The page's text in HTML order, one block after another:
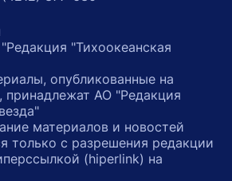
"Тихоокеанская
опубликованные на
принадлежат АО "Редакция
материалов и новостей
только с разрешения редакции
(hiperlink) на